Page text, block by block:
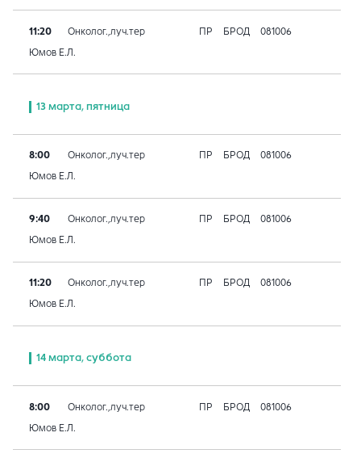
11:20 Онколог.,луч.тер ПР БРОД 081006
Юмов Е.Л.
13 марта, пятница
8:00 Онколог.,луч.тер ПР БРОД 081006
Юмов Е.Л.
9:40 Онколог.,луч.тер ПР БРОД 081006
Юмов Е.Л.
11:20 Онколог.,луч.тер ПР БРОД 081006
Юмов Е.Л.
14 марта, суббота
8:00 Онколог.,луч.тер ПР БРОД 081006
Юмов Е.Л.